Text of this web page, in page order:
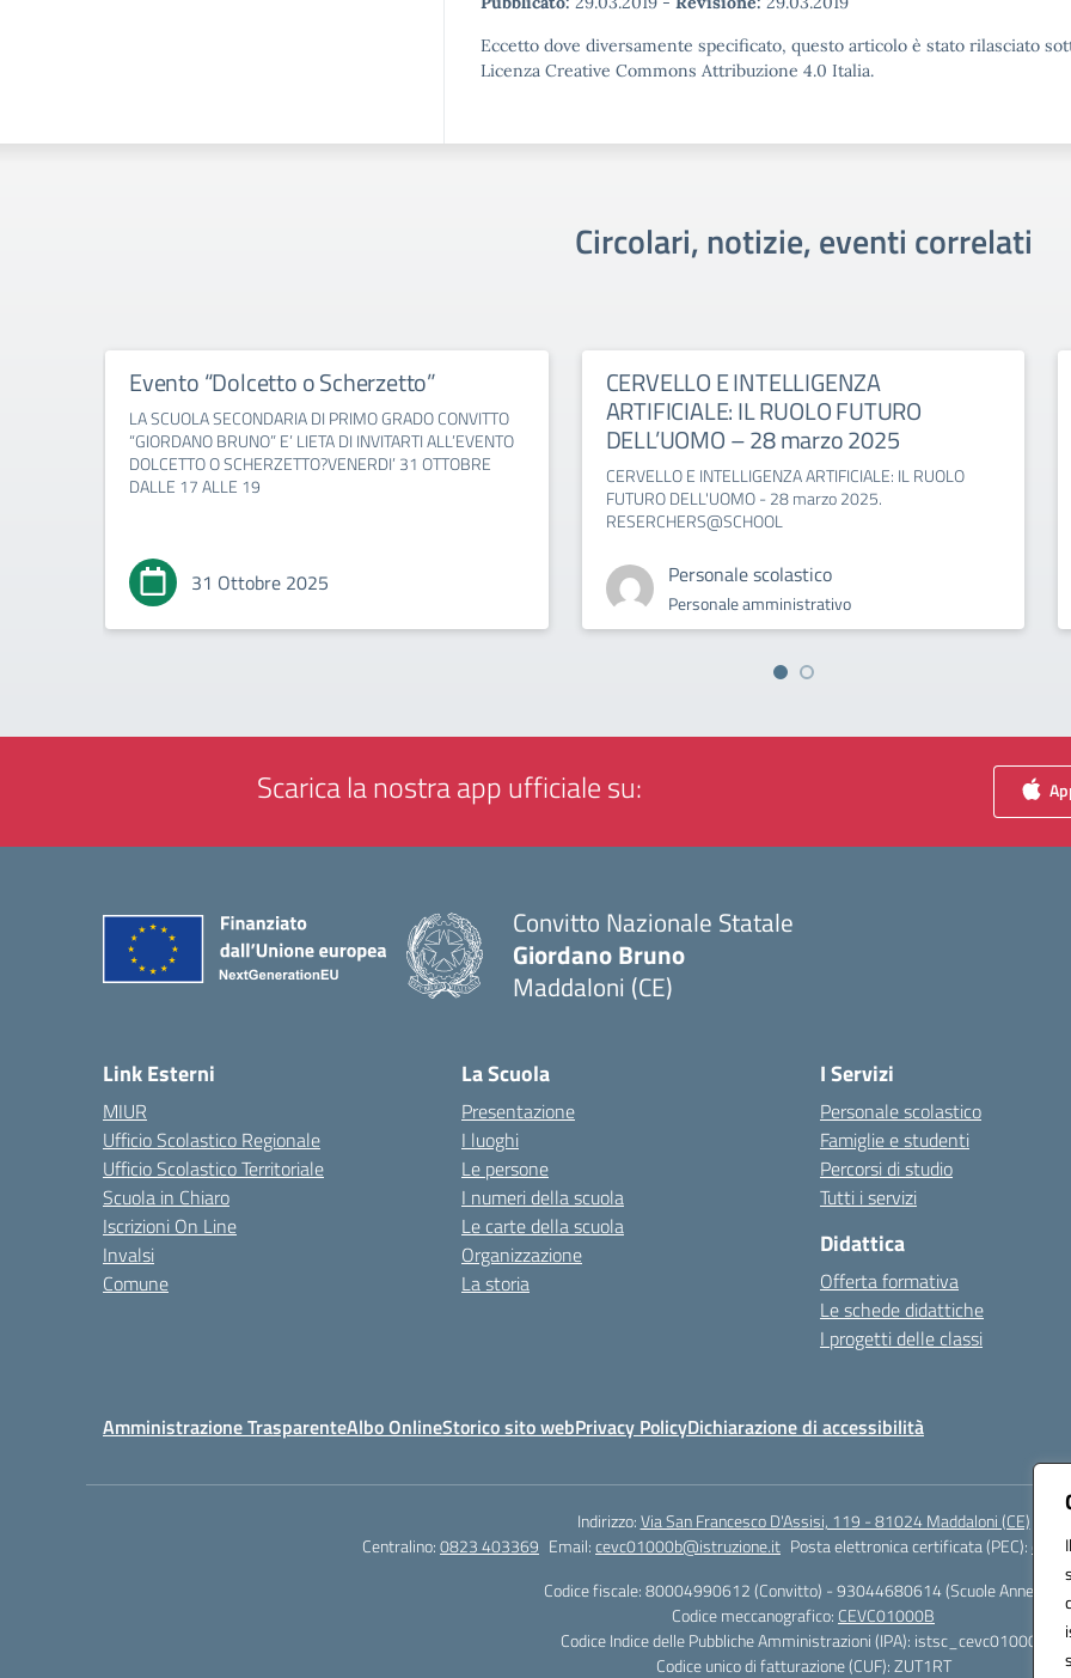
Eccetto dove diversamente specificato, questo articolo è stato rilasciato
Licenza Creative Commons Attribuzione 4.0 Italia.
Circolari, notizie, eventi correlati
Evento “Dolcetto o Scherzetto”
LA SCUOLA SECONDARIA DI PRIMO GRADO CONVITTO
“GIORDANO BRUNO” E’ LIETA DI INVITARTI ALL’EVENTO
DOLCETTO O SCHERZETTO?VENERDI’ 31 OTTOBRE
DALLE 17 ALLE 19
31 Ottobre 2025
CERVELLO E INTELLIGENZA
ARTIFICIALE: IL RUOLO FUTURO
DELL’UOMO – 28 marzo 2025
CERVELLO E INTELLIGENZA ARTIFICIALE: IL RUOLO
FUTURO DELL'UOMO - 28 marzo 2025.
RESERCHERS@SCHOOL
Personale scolastico
Personale amministrativo
Scarica la nostra app ufficiale su:
Convitto Nazionale Statale
Giordano Bruno
Maddaloni (CE)
Link Esterni
MIUR
Ufficio Scolastico Regionale
Ufficio Scolastico Territoriale
Scuola in Chiaro
Iscrizioni On Line
Invalsi
Comune
La Scuola
Presentazione
I luoghi
Le persone
I numeri della scuola
Le carte della scuola
Organizzazione
La storia
I Servizi
Personale scolastico
Famiglie e studenti
Percorsi di studio
Tutti i servizi
Didattica
Offerta formativa
Le schede didattiche
I progetti delle classi
Amministrazione TrasparenteAlbo OnlineStorico sito webPrivacy PolicyDichiarazione di accessibilità
Indirizzo:Via San Francesco D'Assisi, 119 - 81024 Maddaloni (CE)
Centralino:0823 403369 Email:cevc01000b@istruzione.it Posta elettronica certificata (PEC):
Codice fiscale: 80004990612 (Convitto) - 93044680614 (Scuole Annesse)
Codice meccanografico: CEVC01000B
Codice Indice delle Pubbliche Amministrazioni (IPA): istsc_cevc01000b
Codice unico di fatturazione (CUF): ZUT1RT